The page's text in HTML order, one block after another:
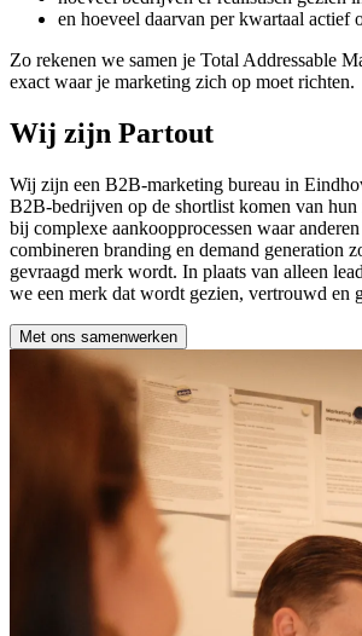
en hoeveel daarvan per kwartaal actief
Zo rekenen we samen je Total Addressable
exact waar je marketing zich op moet richten.
Wij zijn Partout
Wij zijn een B2B-marketing bureau in
B2B-bedrijven op de shortlist komen van
bij complexe aankoopprocessen waar
combineren branding en demand generation
gevraagd merk wordt. In plaats van alleen
we een merk dat wordt gezien, vertrouwd en
Met ons samenwerken